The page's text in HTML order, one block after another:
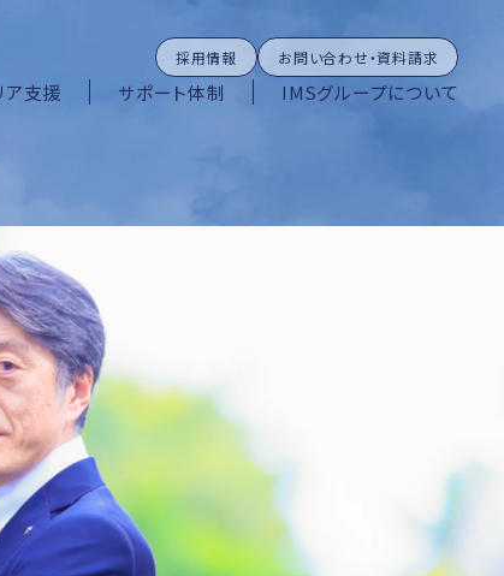
採用情報 お問い合わせ・資料請求
ア支援 サポート体制 IMSグループについて